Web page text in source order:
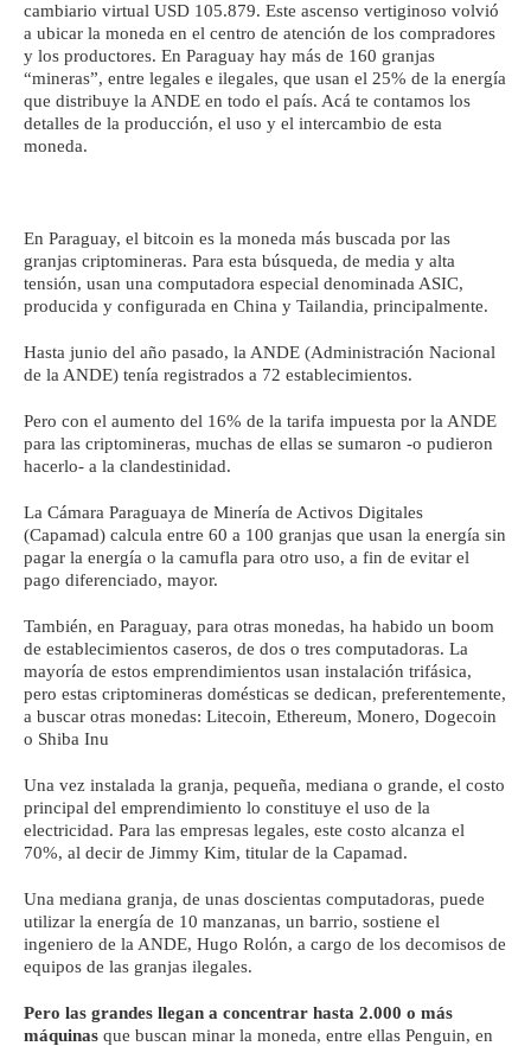
cambiario virtual USD 105.879. Este ascenso vertiginoso volvió
a ubicar la moneda en el centro de atención de los compradores
y los productores. En Paraguay hay más de 160 granjas
“mineras”, entre legales e ilegales, que usan el 25% de la energía
que distribuye la ANDE en todo el país. Acá te contamos los
detalles de la producción, el uso y el intercambio de esta
moneda.
En Paraguay, el bitcoin es la moneda más buscada por las
granjas criptomineras. Para esta búsqueda, de media y alta
tensión, usan una computadora especial denominada ASIC,
producida y configurada en China y Tailandia, principalmente.
Hasta junio del año pasado, la ANDE (Administración Nacional
de la ANDE) tenía registrados a 72 establecimientos.
Pero con el aumento del 16% de la tarifa impuesta por la ANDE
para las criptomineras, muchas de ellas se sumaron -o pudieron
hacerlo- a la clandestinidad.
La Cámara Paraguaya de Minería de Activos Digitales
(Capamad) calcula entre 60 a 100 granjas que usan la energía sin
pagar la energía o la camufla para otro uso, a fin de evitar el
pago diferenciado, mayor.
También, en Paraguay, para otras monedas, ha habido un boom
de establecimientos caseros, de dos o tres computadoras. La
mayoría de estos emprendimientos usan instalación trifásica,
pero estas criptomineras domésticas se dedican, preferentemente,
a buscar otras monedas: Litecoin, Ethereum, Monero, Dogecoin
o Shiba Inu
Una vez instalada la granja, pequeña, mediana o grande, el costo
principal del emprendimiento lo constituye el uso de la
electricidad. Para las empresas legales, este costo alcanza el
70%, al decir de Jimmy Kim, titular de la Capamad.
Una mediana granja, de unas doscientas computadoras, puede
utilizar la energía de 10 manzanas, un barrio, sostiene el
ingeniero de la ANDE, Hugo Rolón, a cargo de los decomisos de
equipos de las granjas ilegales.
Pero las grandes llegan a concentrar hasta 2.000 o más
máquinas que buscan minar la moneda, entre ellas Penguin, en